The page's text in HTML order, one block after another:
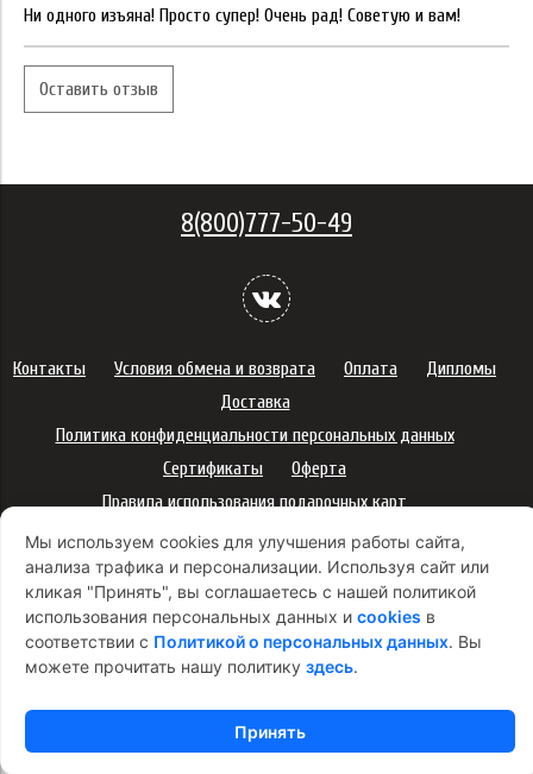
Ни одного изъяна! Просто супер! Очень рад! Советую и вам!
Оставить отзыв
Мы используем cookies для улучшения работы сайта,
анализа трафика и персонализации. Используя сайт или
кликая "Принять", вы соглашаетесь с нашей политикой
использования персональных данных и cookies в
соответствии с Политикой о персональных данных. Вы
можете прочитать нашу политику здесь.
Принять
8(800)777-50-49
Контакты Условия обмена и возврата Оплата
Дипломы
Доставка
Политика конфиденциальности персональных данных
Сертификаты
Оферта
Правила использования подарочных карт
Правила ухода за одеждой
Политика платежей
Условия использования Cookie-файлов
Согласие на рекламную рассылку